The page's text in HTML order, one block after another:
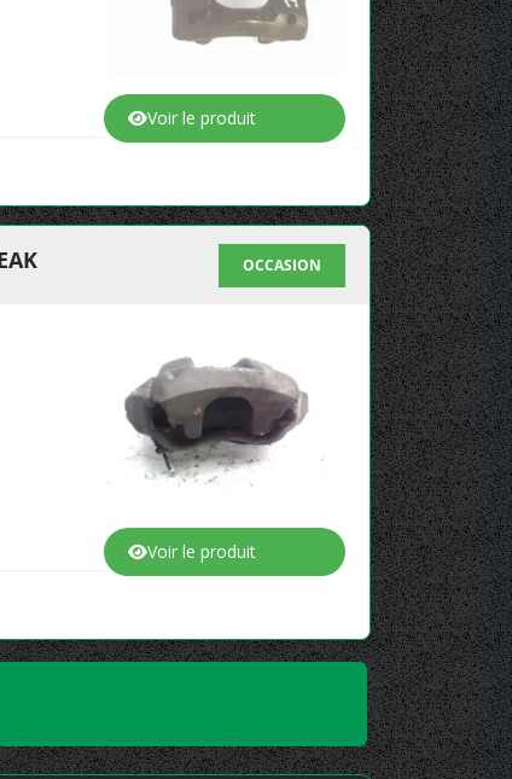
Voir le produit
OCCASION
Voir le produit